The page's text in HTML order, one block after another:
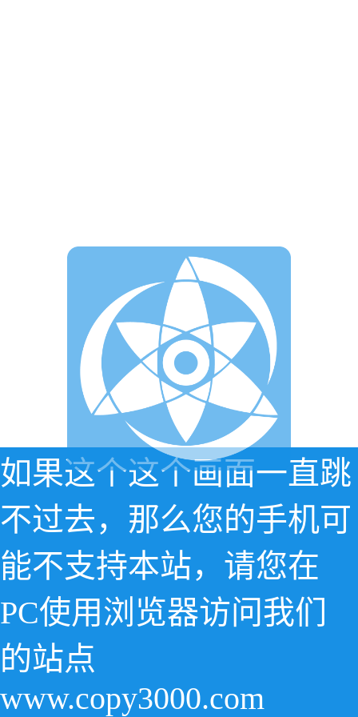
如果这个这个画面一直跳
不过去，那么您的手机可
能不支持本站，请您在
PC使用浏览器访问我们
的站点
www.copy3000.com